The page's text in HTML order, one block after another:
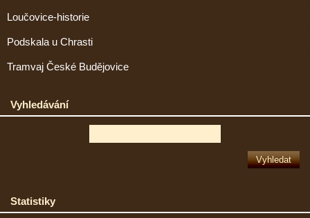
Loučovice-historie
Podskala u Chrasti
Tramvaj České Budějovice
Vyhledávání
Statistiky